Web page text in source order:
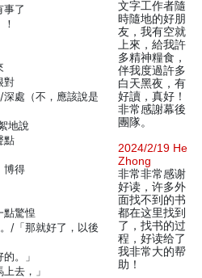
事了
對
處（不，應該說是
地說
點
博得
點驚惶
/「那就好了，以後
。」
去，」
文字工作者隨
時隨地的好朋
友，我有空就
上來，給我許
多精神糧食，
伴我度過許多
白天黑夜，有
好讀，真好！
非常感謝幕後
團隊。
2024/2/19 He
Zhong
非常非常感谢
好读，许多外
面找不到的书
都在这里找到
了，找书的过
程，好读给了
我非常大的帮
助！